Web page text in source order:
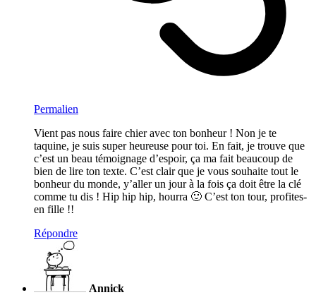
Permalien
Vient pas nous faire chier avec ton bonheur ! Non je te
taquine, je suis super heureuse pour toi. En fait, je trouve que
c’est un beau témoignage d’espoir, ça ma fait beaucoup de
bien de lire ton texte. C’est clair que je vous souhaite tout le
bonheur du monde, y’aller un jour à la fois ça doit être la clé
comme tu dis ! Hip hip hip, hourra 🙂 C’est ton tour, profites-
en fille !!
Répondre
Annick